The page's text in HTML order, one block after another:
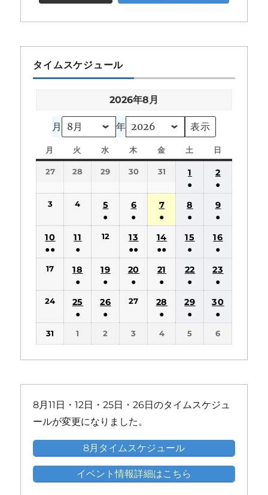
タイムスケジュール
2026年8月
月 年
月
曜
日
火
曜
日
水
曜
日
木
曜
日
金
曜
土
曜
日
曜
27 28 29 30 31
1
●
(1
件
の
イ
ベ
ン
ト)
2
●
(1
件
の
イ
ベ
ン
ト)
3 4
5
●
(1
件
の
イ
ベ
ン
ト)
6
●
(1
件
の
イ
ベ
ン
7
●
(1
件
の
イ
ベ
ン
ト)
8
●
(1
件
の
イ
ベ
ン
ト)
9
●
(1
件
の
イ
ベ
ン
ト)
10
●●
(2
件
の
イ
ン
ト)
11
●
(1
件
の
イ
ベ
ン
ト)
12
13
●●
(2
件
の
イ
ン
ト)
14
●●
(2
件
の
イ
ベ
ン
ト)
15
●
(1
件
の
イ
ベ
ン
ト)
16
●
(1
件
の
イ
ベ
ン
ト)
17
18
●
(1
件
イ
ン
19
●
(1
件
イ
ン
20
●
(1
件
イ
ン
21
●
(1
件
イ
ン
22
●
(1
件
イ
ン
23
●
(1
件
イ
ン
24
25
●
件
ト)
26
●
件
ト)
27
28
●
件
ト)
29
●
件
ト)
30
●
件
ト)
31 1 2 3 4 5 6
8月11日・12日・25日・26日のタイムスケジュ
ールが変更になりました。
8月タイムスケジュール
イベント情報詳細はこちら